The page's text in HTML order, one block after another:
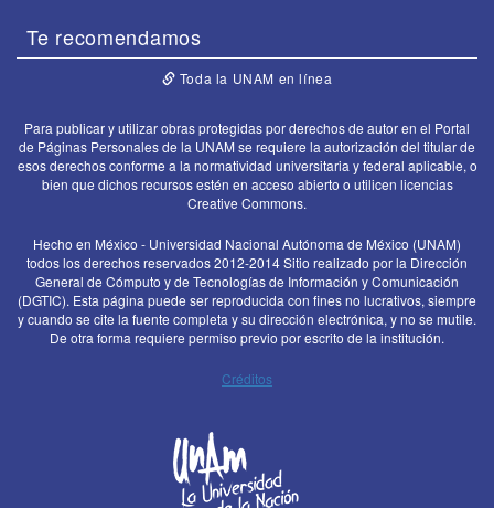
Te recomendamos
Toda la UNAM en línea
Para publicar y utilizar obras protegidas por derechos de autor en el Portal
de Páginas Personales de la UNAM se requiere la autorización del titular de
esos derechos conforme a la normatividad universitaria y federal aplicable, o
bien que dichos recursos estén en acceso abierto o utilicen licencias
Creative Commons.
Hecho en México - Universidad Nacional Autónoma de México (UNAM)
todos los derechos reservados 2012-2014 Sitio realizado por la Dirección
General de Cómputo y de Tecnologías de Información y Comunicación
(DGTIC). Esta página puede ser reproducida con fines no lucrativos, siempre
y cuando se cite la fuente completa y su dirección electrónica, y no se mutile.
De otra forma requiere permiso previo por escrito de la institución.
Créditos